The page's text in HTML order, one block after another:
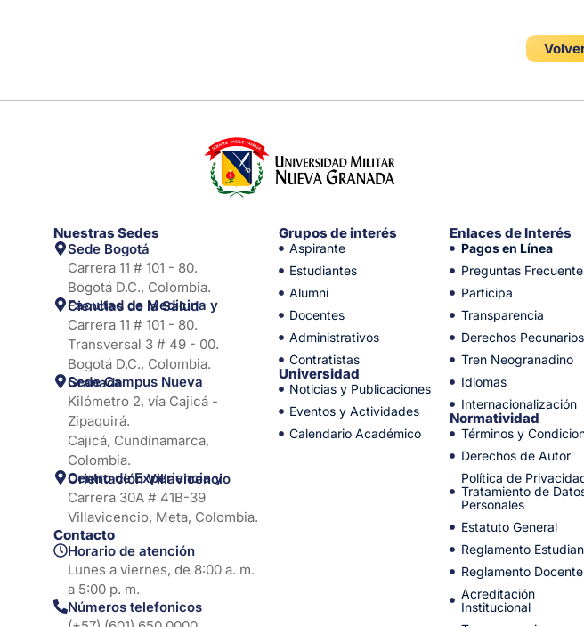
Nuestras Sedes
Sede Bogotá
Carrera 11 # 101 - 80.
Bogotá D.C., Colombia.
Facultad de Medicina y Ciencias de la Salud
Carrera 11 # 101 - 80.
Transversal 3 # 49 - 00.
Bogotá D.C., Colombia.
Sede Campus Nueva Granada
Kilómetro 2, vía Cajicá -
Zipaquirá.
Cajicá, Cundinamarca,
Colombia.
Centro de Experiencia y Orientación Villavicencio
Carrera 30A # 41B-39
Villavicencio, Meta, Colombia.
Contacto
Horario de atención
Lunes a viernes, de 8:00 a. m.
a 5:00 p. m.
Números telefonicos
Grupos de interés
Aspirante
Estudiantes
Alumni
Docentes
Administrativos
Contratistas
Universidad
Noticias y Publicaciones
Eventos y Actividades
Calendario Académico
Enlaces de Interés
Pagos en Línea
Preguntas
Participa
Transparencia
Derechos Pecunarios
Tren Neogranadino
Idiomas
Internacionalización
Normatividad
Términos y
Derechos de Autor
Política de
Tratamiento de
Personales
Estatuto General
Reglamento
Reglamento Docente
Acreditación
Institucional